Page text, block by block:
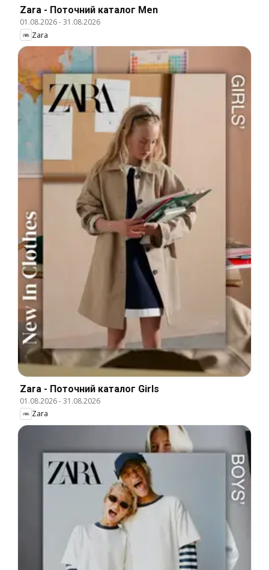
Zara - Поточний каталог Men
01.08.2026-31.08.2026
Zara
Zara - Поточний каталог Girls
01.08.2026-31.08.2026
Zara